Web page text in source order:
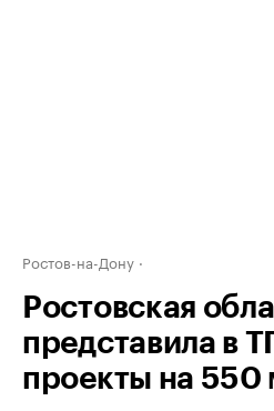
Ростов-на-Дону
Ростовская
представила в
проекты на 550